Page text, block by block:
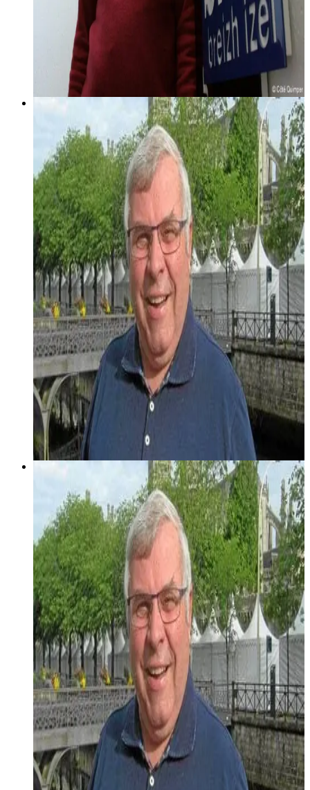
Keleier Breizh #4
Keleier Breizh gant Gi Riou
Diskouez muioc'h
Keleier Breizh #2
Keleier Breizh gant Gi Riou diwar-benn levrioù an dastumad
"Olivu".
Diskouez muioc'h